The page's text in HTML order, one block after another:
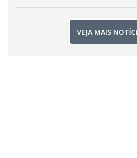
VEJA MAIS